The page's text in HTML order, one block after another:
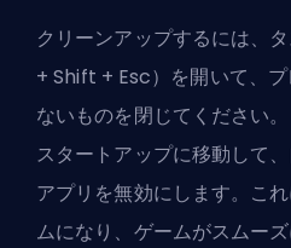
クリーンアップするには、
+ Shift + Esc）を開いて、
ないものを閉じてください
スタートアップに移動して
アプリを無効にします。こ
ムになり、ゲームがスムーズ